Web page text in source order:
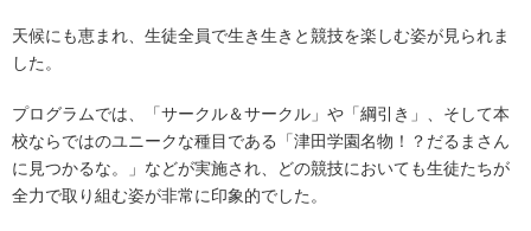
天候にも恵まれ、生徒全員で生き生きと競技を楽しむ姿が見られま
した。
プログラムでは、「サークル＆サークル」や「綱引き」、そして本
校ならではのユニークな種目である「津田学園名物！？だるまさん
に見つかるな。」などが実施され、どの競技においても生徒たちが
全力で取り組む姿が非常に印象的でした。